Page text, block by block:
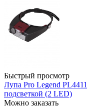
Быстрый просмотр
Лупа Pro Legend
подсветкой (2 LED)
Можно заказать